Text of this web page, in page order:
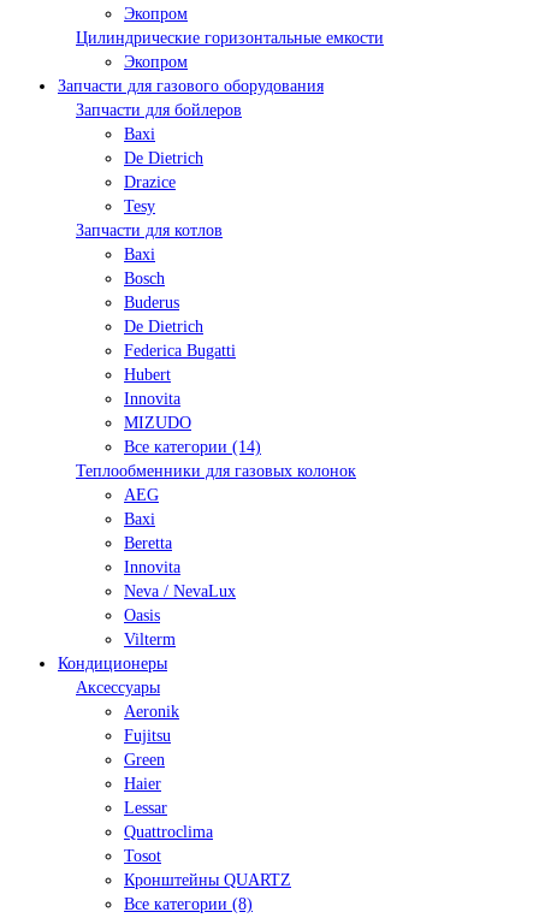
Экопром
Цилиндрические горизонтальные емкости
Экопром
Запчасти для газового оборудования
Запчасти для бойлеров
Baxi
De Dietrich
Drazice
Tesy
Запчасти для котлов
Baxi
Bosch
Buderus
De Dietrich
Federica Bugatti
Hubert
Innovita
MIZUDO
Все категории (14)
Теплообменники для газовых колонок
AEG
Baxi
Beretta
Innovita
Neva / NevaLux
Oasis
Vilterm
Кондиционеры
Аксессуары
Aeronik
Fujitsu
Green
Haier
Lessar
Quattroclima
Tosot
Кронштейны QUARTZ
Все категории (8)